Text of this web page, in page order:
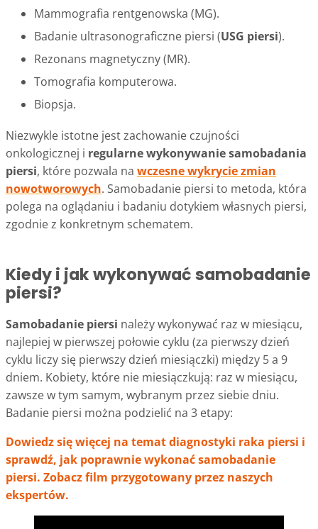
Mammografia rentgenowska (MG).
Badanie ultrasonograficzne piersi (USG piersi).
Rezonans magnetyczny (MR).
Tomografia komputerowa.
Biopsja.
Niezwykle istotne jest zachowanie czujności
onkologicznej i regularne wykonywanie samobadania
piersi, które pozwala na wczesne wykrycie zmian
nowotworowych. Samobadanie piersi to metoda, która
polega na oglądaniu i badaniu dotykiem własnych piersi,
zgodnie z konkretnym schematem.
Kiedy i jak wykonywać samobadanie
piersi?
Samobadanie piersi należy wykonywać raz w miesiącu,
najlepiej w pierwszej połowie cyklu (za pierwszy dzień
cyklu liczy się pierwszy dzień miesiączki) między 5 a 9
dniem. Kobiety, które nie miesiączkują: raz w miesiącu,
zawsze w tym samym, wybranym przez siebie dniu.
Badanie piersi można podzielić na 3 etapy:
Dowiedz się więcej na temat diagnostyki raka piersi i
sprawdź, jak poprawnie wykonać samobadanie
piersi. Zobacz film przygotowany przez naszych
ekspertów.